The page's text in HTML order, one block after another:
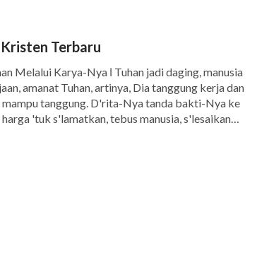
Terbaru
Melalui Karya-Nya Ⅰ Tuhan jadi daging, manusia
amanat Tuhan, artinya, Dia tanggung kerja dan
tanggung. D'rita-Nya tanda bakti-Nya ke
'tuk s'lamatkan, tebus manusia, s'lesaikan